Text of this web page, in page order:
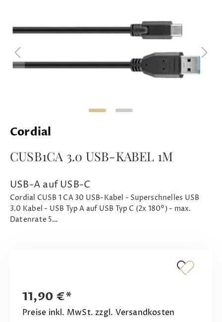
Cordial
CUSB1CA 3.0 USB-KABEL 1M
USB-A auf USB-C
Cordial CUSB 1 CA 30 USB-Kabel - Superschnelles USB
3.0 Kabel - USB Typ A auf USB Typ C (2x 180°) - max.
Datenrate 5…
11,90 €*
Preise inkl. MwSt. zzgl. Versandkosten